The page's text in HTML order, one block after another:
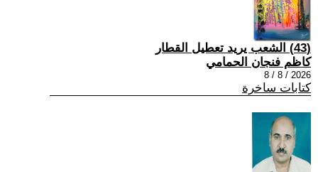
(43) الشعب يريد تعطيل القطار
كاظم فنجان الحمامي
2026 / 8 / 8
كتابات ساخرة